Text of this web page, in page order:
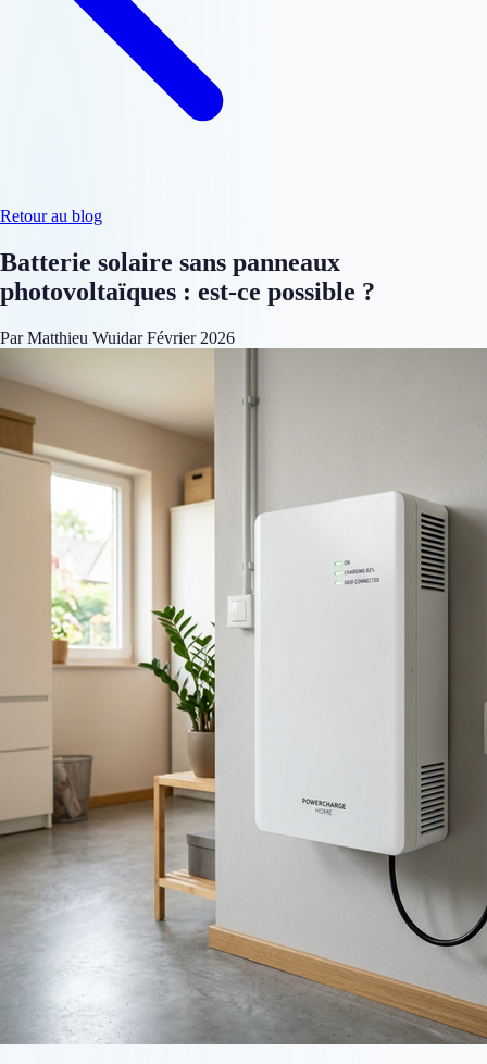
Retour au blog
Batterie solaire sans panneaux
photovoltaïques : est-ce possible ?
Par Matthieu Wuidar Février 2026